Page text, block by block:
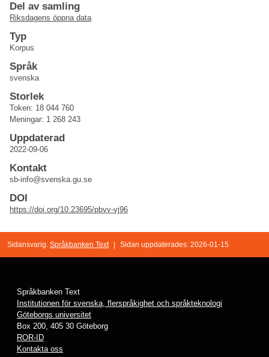
Del av samling
Riksdagens öppna data
Typ
Korpus
Språk
svenska
Storlek
Token: 18 044 760
Meningar: 1 268 243
Uppdaterad
2022-09-06
Kontakt
sb-info@svenska.gu.se
DOI
https://doi.org/10.23695/pbvv-vj96
Sidansvarig: Språkbanken Text Sidan uppdaterades: 2026-01-15
Språkbanken Text
Institutionen för svenska, flerspråkighet och språkteknologi
Göteborgs universitet
Box 200, 405 30 Göteborg
ROR-ID
Kontakta oss